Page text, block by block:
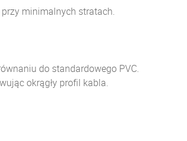
przy minimalnych stratach.
do standardowego PVC.
okrągły profil kabla.